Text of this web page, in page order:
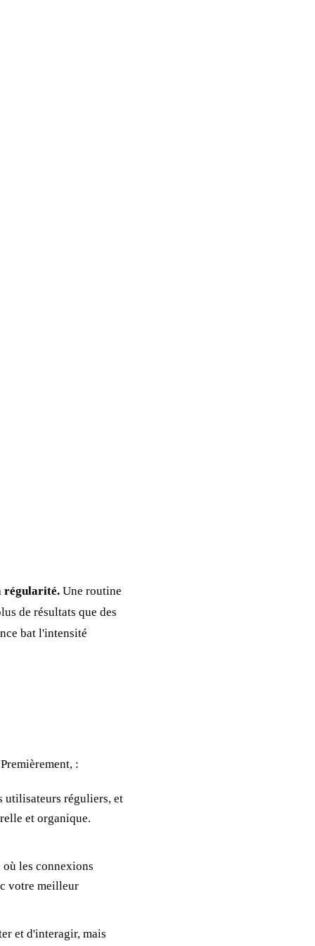
régularité. Une routine
de résultats que des
bat l'intensité
:
utilisateurs réguliers, et
et organique.
les connexions
votre meilleur
et d'interagir, mais